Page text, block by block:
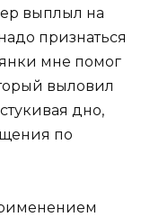
выплыл на
признаться
мне помог
выловил
дно,
по